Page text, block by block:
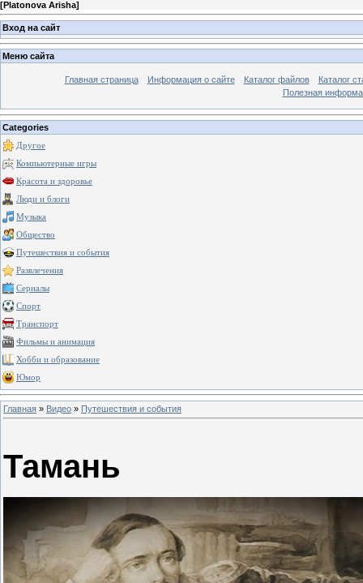
[Platonova Arisha]
Вход на сайт
Меню сайта
Главная страница Информация о сайте Каталог файлов
Каталог
Полезная
Categories
Другое
Компьютерные игры
Красота и здоровье
Люди и блоги
Музыка
Общество
Путешествия и события
Развлечения
Сериалы
Спорт
Транспорт
Фильмы и анимация
Хобби и образование
Юмор
Главная » Видео » Путешествия и события
Тамань